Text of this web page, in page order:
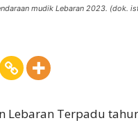
mudik Lebaran 2023. (dok.
Lebaran Terpadu